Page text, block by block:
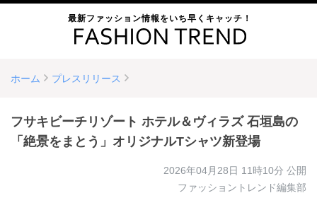
最新ファッション情報をいち早くキャッチ！
ホーム プレスリリース
フサキビーチリゾート ホテル＆ヴィラズ 石垣島の
「絶景をまとう」オリジナルTシャツ新登場
2026年04月28日 11時10分 公開
ファッショントレンド編集部